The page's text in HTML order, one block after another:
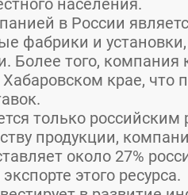
населения.
в России
фабрики и
Более того, компания
крае, что
только
продукции,
около 27%
этого ресурса.